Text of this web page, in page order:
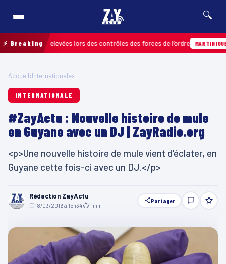
🔍
⚡ Breakingrelevées lors des contrôles des forces de l’ordre MARTINIQUE
Accueil›Internationale›
INTERNATIONALE
#ZayActu : Nouvelle histoire de mule
en Guyane avec un DJ | ZayRadio.org
<p>Une nouvelle histoire de mule vient d'éclater, en
Guyane cette fois-ci avec un DJ.</p>
Rédaction ZayActu
18/03/2016 à 15h34⏱ 1 min
Partager